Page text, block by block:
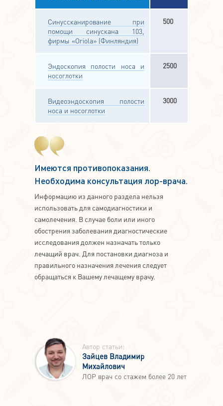
Синуссканирование при
помощи синускана 103,
фирмы «Oriola» (Финляндия)
500
Эндоскопия полости носа и
носоглотки
2500
Видеоэндоскопия полости
носа и носоглотки
3000
Имеются противопоказания.
Необходима консультация лор-врача.
Информацию из данного раздела нельзя
использовать для самодиагностики и
самолечения. В случае боли или иного
обострения заболевания диагностические
исследования должен назначать только
лечащий врач. Для постановки диагноза и
правильного назначения лечения следует
обращаться к Вашему лечащему врачу.
Автор статьи:
Зайцев Владимир
Михайлович
ЛОР врач со стажем более 20 лет